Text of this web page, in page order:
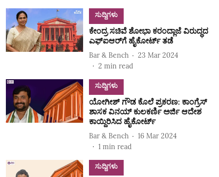
ಸುದ್ದಿಗಳು
ಕೇಂದ್ರ ಸಚಿವೆ ಶೋಭಾ ಕರಂದ್ಲಾಜೆ ವಿರುದ್ಧದ
ಎಫ್‌ಐಆರ್‌ಗೆ ಹೈಕೋರ್ಟ್‌ ತಡೆ
Bar & Bench
23 Mar 2024
2 min read
ಸುದ್ದಿಗಳು
ಯೋಗೀಶ್‌ ಗೌಡ ಕೊಲೆ ಪ್ರಕರಣ: ಕಾಂಗ್ರೆಸ್‌
ಶಾಸಕ ವಿನಯ್‌ ಕುಲಕರ್ಣಿ ಅರ್ಜಿ ಆದೇಶ
ಕಾಯ್ದಿರಿಸಿದ ಹೈಕೋರ್ಟ್‌
Bar & Bench
16 Mar 2024
1 min read
ಸುದ್ದಿಗಳು